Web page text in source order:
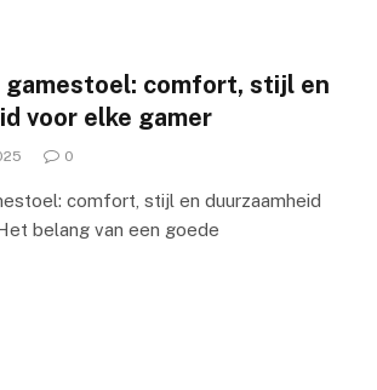
comfort, stijl en
voor elke gamer
0
comfort, stijl en duurzaamheid
belang van een goede